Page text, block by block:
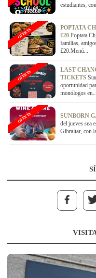
estudiantes,
POPTATA
£20 Poptata
familias,
£20.Menú...
OFERTA
LAST
TICKETS
oportunidad
monólogos en...
OFERTA
SUNBORN
del jueves sea
Gibraltar, con
OFERTA